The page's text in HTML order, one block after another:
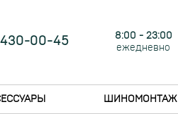
00-45
8:00 - 23:00
ежедневно
ШИНОМОНТАЖ